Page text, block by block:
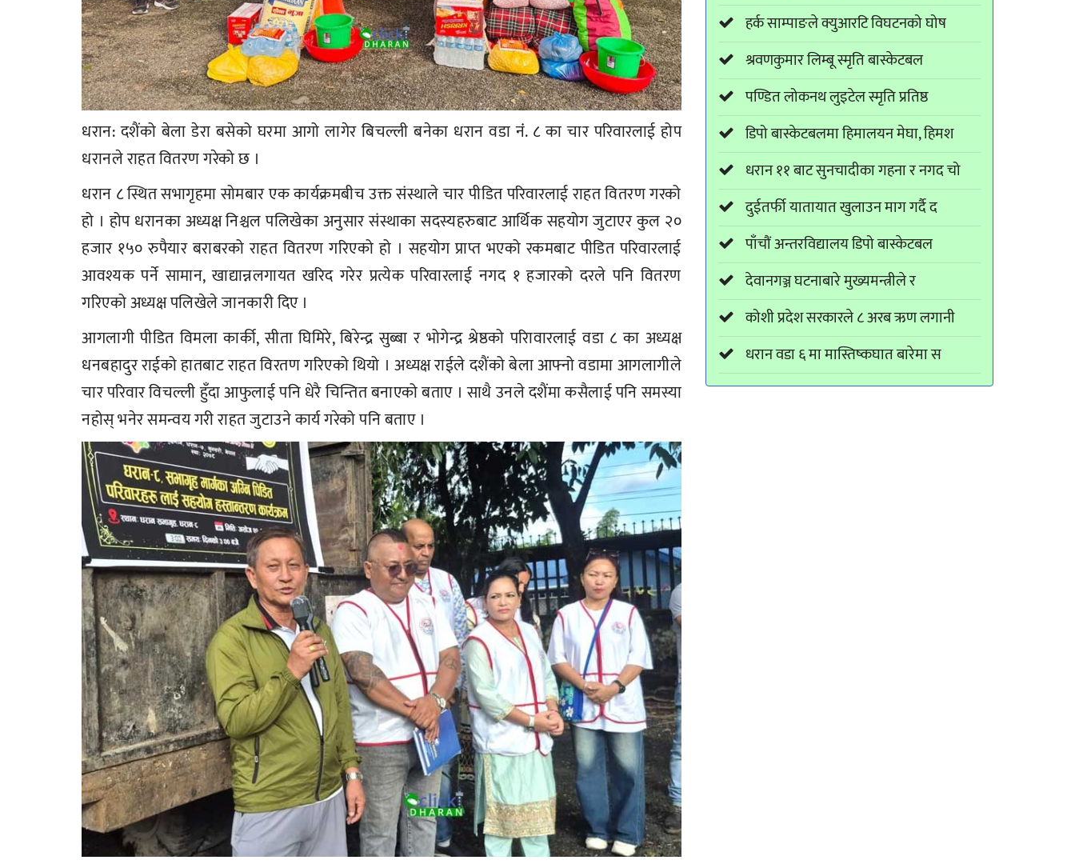
धरान: दशैंको बेला डेरा बसेको घरमा आगो लागेर बिचल्ली बनेका धरान वडा नंं. ८ का चार परिवारलाई होप
धरानले राहत वितरण गरेको छ ।
धरान ८ स्थित सभागृहमा सोमबार एक कार्यक्रमबीच उक्त संस्थाले चार पीडित परिवारलाई राहत वितरण गरको
हो । होप धरानका अध्यक्ष निश्चल पलिखेका अनुसार संस्थाका सदस्यहरुबाट आर्थिक सहयोग जुटाएर कुल २०
हजार १५० रुपैयार बराबरको राहत वितरण गरिएको हो । सहयोग प्राप्त भएको रकमबाट पीडित परिवारलाई
आवश्यक पर्ने सामान, खाद्यान्नलगायत खरिद गरेर प्रत्येक परिवारलाई नगद १ हजारको दरले पनि वितरण
गरिएको अध्यक्ष पलिखेले जानकारी दिए ।
आगलागी पीडित विमला कार्की, सीता घिमिरे, बिरेन्द्र सुब्बा र भोगेन्द्र श्रेष्ठको परिावारलाई वडा ८ का अध्यक्ष
धनबहादुर राईको हातबाट राहत विरतण गरिएको थियो । अध्यक्ष राईले दशैंको बेला आफ्नो वडामा आगलागीले
चार परिवार विचल्ली हुँदा आफुलाई पनि धेरै चिन्तित बनाएको बताए । साथै उनले दशैंमा कसैलाई पनि समस्या
नहोस् भनेर समन्वय गरी राहत जुटाउने कार्य गरेको पनि बताए ।
हर्क साम्पाङले क्युआरटि विघटनको घोष
श्रवणकुमार लिम्बू स्मृति बास्केटबल
पण्डित लोकनथ लुइटेल स्मृति प्रतिष्ठ
डिपो बास्केटबलमा हिमालयन मेघा, हिमश
धरान ११ बाट सुनचादीका गहना र नगद चो
दुईतर्फी यातायात खुलाउन माग गर्दै द
पाँचौं अन्तरविद्यालय डिपो बास्केटबल
देवानगञ्ज घटनाबारे मुख्यमन्त्रीले र
कोशी प्रदेश सरकारले ८ अरब ऋण लगानी
धरान वडा ६ मा मास्तिष्कघात बारेमा स